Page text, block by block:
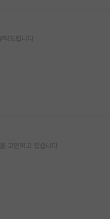
드립니다
고민하고 있습니다